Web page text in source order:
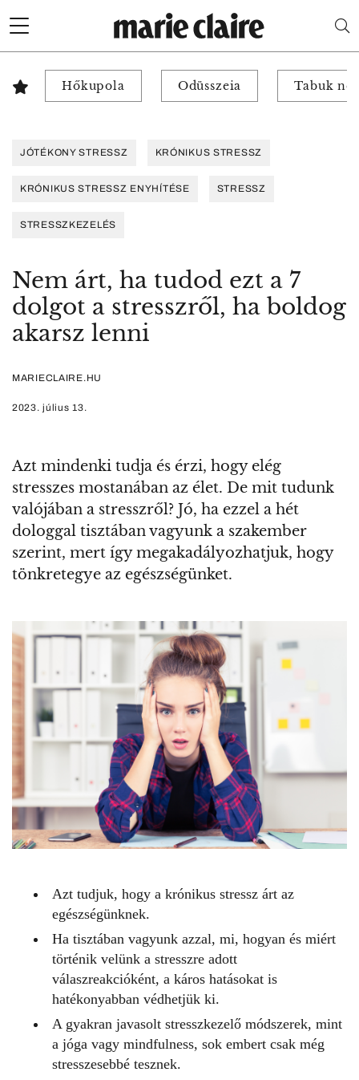
Hőkupola Odüsszeia Tabuk
JÓTÉKONY STRESSZ KRÓNIKUS STRESSZ
KRÓNIKUS STRESSZ ENYHÍTÉSE STRESSZ
STRESSZKEZELÉS
Nem árt, ha tudod ezt a 7
dolgot a stresszről, ha boldog
akarsz lenni
MARIECLAIRE.HU
2023. július 13.
Azt mindenki tudja és érzi, hogy elég
stresszes mostanában az élet. De mit tudunk
valójában a stresszről? Jó, ha ezzel a hét
dologgal tisztában vagyunk a szakember
szerint, mert így megakadályozhatjuk, hogy
tönkretegye az egészségünket.
Azt tudjuk, hogy a krónikus stressz árt az
egészségünknek.
Ha tisztában vagyunk azzal, mi, hogyan és miért
történik velünk a stresszre adott
válaszreakcióként, a káros hatásokat is
hatékonyabban védhetjük ki.
A gyakran javasolt stresszkezelő módszerek, mint
a jóga vagy mindfulness, sok embert csak még
stresszesebbé tesznek.